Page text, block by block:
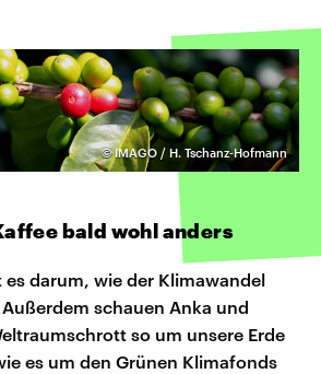
©IMAGO / H. Tschanz-Hofmann
bald wohl anders
es darum, wie der Klimawandel
schauen Anka und
so um unsere Erde
es um den Grünen Klimafonds